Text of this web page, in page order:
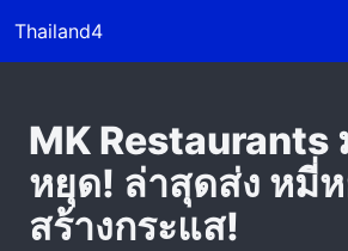
Thailand4
MK Restaurants
หยุด! ล่าสุดส่ง หมี่
สร้างกระแส!